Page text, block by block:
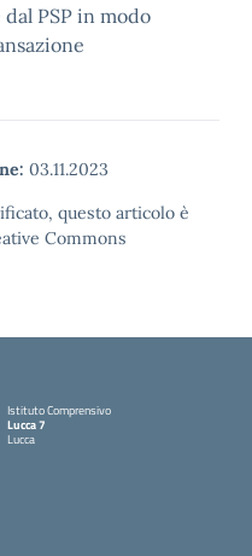
PSP in modo
03.11.2023
questo articolo è
Commons
Istituto Comprensivo
Lucca 7
Lucca